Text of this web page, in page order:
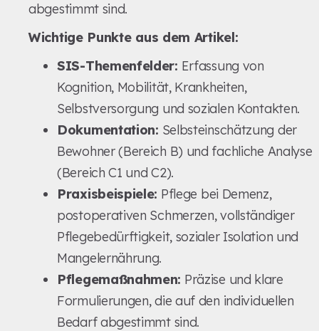
abgestimmt sind.
Wichtige Punkte aus dem Artikel:
SIS-Themenfelder: Erfassung von
Kognition, Mobilität, Krankheiten,
Selbstversorgung und sozialen Kontakten.
Dokumentation: Selbsteinschätzung der
Bewohner (Bereich B) und fachliche Analyse
(Bereich C1 und C2).
Praxisbeispiele: Pflege bei Demenz,
postoperativen Schmerzen, vollständiger
Pflegebedürftigkeit, sozialer Isolation und
Mangelernährung.
Pflegemaßnahmen: Präzise und klare
Formulierungen, die auf den individuellen
Bedarf abgestimmt sind.